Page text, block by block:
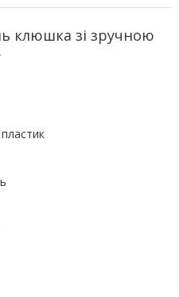
клюшка зі зручною